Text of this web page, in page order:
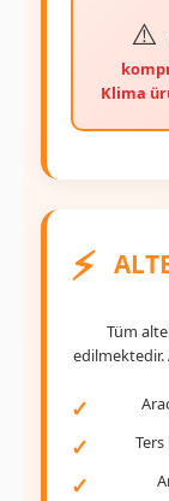
Klima
⚡️
Tüm
edilmektedir.